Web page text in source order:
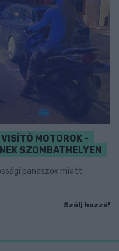
MOTOROK -
SZOMBATHELYEN
panaszok miatt
Szólj hozzá!